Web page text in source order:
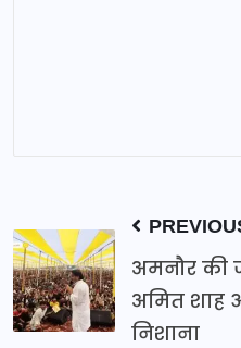
अमनौर की
अमित शाह
निशाना